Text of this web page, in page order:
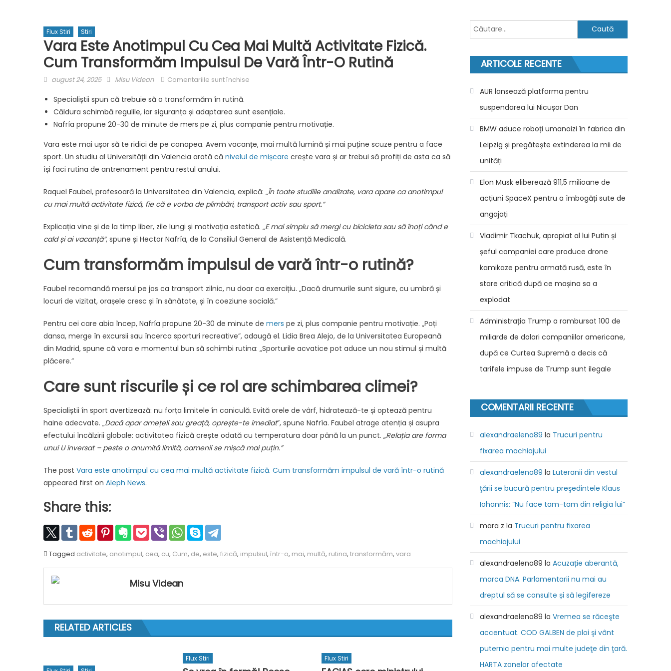
Flux Stiri Stiri
Vara Este Anotimpul Cu Cea Mai Multă Activitate Fizică.
Cum Transformăm Impulsul De Vară Într-O Rutină
Posted
august 24, 2025 Author
Misu Videan Comentariile sunt închise
anotimpul
cu
mai
multă
Cum
transformăm
de
vară
Specialiștii spun că trebuie să o transformăm în rutină.
Căldura schimbă regulile, iar siguranța și adaptarea sunt esențiale.
Nafría propune 20-30 de minute de mers pe zi, plus companie pentru motivație.
Vara este mai ușor să te ridici de pe canapea. Avem vacanțe, mai multă lumină și mai puține scuze pentru a face
sport. Un studiu al Universității din Valencia arată că nivelul de mișcare crește vara și ar trebui să profiți de asta ca să
își faci rutina de antrenament pentru restul anului.
Raquel Faubel, profesoară la Universitatea din Valencia, explică: „În toate studiile analizate, vara apare ca anotimpul
cu mai multă activitate fizică, fie că e vorba de plimbări, transport activ sau sport.”
Explicația vine și de la timp liber, zile lungi și motivația estetică. „E mai simplu să mergi cu bicicleta sau să înoți când e
cald și ai vacanță”, spune și Hector Nafría, de la Consiliul General de Asistență Medicală.
Cum transformăm impulsul de vară într-o rutină?
Faubel recomandă mersul pe jos ca transport zilnic, nu doar ca exercițiu. „Dacă drumurile sunt sigure, cu umbră și
locuri de vizitat, orașele cresc și în sănătate, și în coeziune socială.”
Pentru cei care abia încep, Nafría propune 20-30 de minute de mers pe zi, plus companie pentru motivație. „Poți
dansa, merge în excursii sau încerca sporturi recreative”, adaugă el. Lidia Brea Alejo, de la Universitatea Europeană
din Madrid, spune că vara e momentul bun să schimbi rutina: „Sporturile acvatice pot aduce un nou stimul și multă
plăcere.”
Care sunt riscurile și ce rol are schimbarea climei?
Specialiștii în sport avertizează: nu forța limitele în caniculă. Evită orele de vârf, hidratează-te și optează pentru
haine adecvate. „Dacă apar amețeli sau greață, oprește-te imediat”, spune Nafría. Faubel atrage atenția și asupra
efectului încălzirii globale: activitatea fizică crește odată cu temperatura doar până la un punct. „Relația are forma
unui U inversat – peste o anumită limită, oamenii se mișcă mai puțin.”
The post Vara este anotimpul cu cea mai multă activitate fizică. Cum transformăm impulsul de vară într-o rutină
appeared first on Aleph News.
Share this:
Tagged activitate, anotimpul, cea, cu, Cum, de, este, fizică, impulsul, într-o, mai, multă, rutina, transformăm, vara
Misu Videan
RELATED ARTICLES
Flux Stiri Flux Stiri
Caută
după:
ARTICOLE RECENTE
AUR lansează platforma pentru
suspendarea lui Nicușor Dan
BMW aduce roboți umanoizi în fabrica din
Leipzig și pregătește extinderea la mii de
unități
Elon Musk eliberează 911,5 milioane de
acțiuni SpaceX pentru a îmbogăți sute de
angajați
Vladimir Tkachuk, apropiat al lui Putin și
șeful companiei care produce drone
kamikaze pentru armată rusă, este în
stare critică după ce mașina sa a
explodat
Administrația Trump a rambursat 100 de
miliarde de dolari companiilor americane,
după ce Curtea Supremă a decis că
tarifele impuse de Trump sunt ilegale
COMENTARII RECENTE
alexandraelena89 la Trucuri pentru
fixarea machiajului
alexandraelena89 laLuteranii din vestul
ţării se bucură pentru preşedintele Klaus
Iohannis: “Nu face tam-tam din religia lui”
mara z la Trucuri pentru fixarea
machiajului
alexandraelena89 laAcuzație aberantă,
marca DNA. Parlamentarii nu mai au
dreptul să se consulte și să legifereze
alexandraelena89 laVremea se răceşte
accentuat. COD GALBEN de ploi şi vânt
puternic pentru mai multe judeţe din ţară.
HARTA zonelor afectate